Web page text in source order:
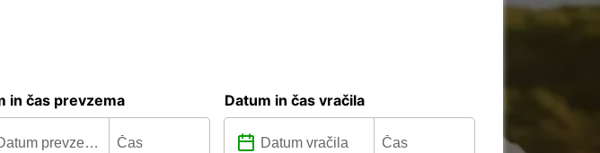
in čas prevzema Datum in čas vračila